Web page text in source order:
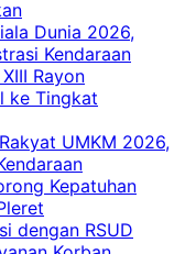
Dunia 2026,
Kendaraan
Rayon
ke Tingkat
UMKM 2026,
Kepatuhan
dengan RSUD